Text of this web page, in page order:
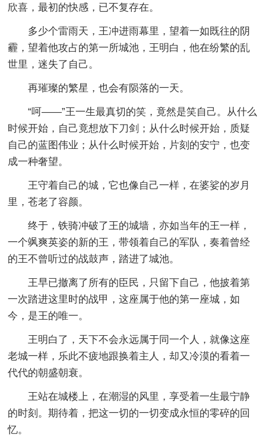
欣喜，最初的快感，已不复存在。
多少个雷雨天，王冲进雨幕里，望着一如既往的阴
霾，望着他攻占的第一所城池，王明白，他在纷繁的乱
世里，迷失了自己。
再璀璨的繁星，也会有陨落的一天。
“呵——”王一生最真切的笑，竟然是笑自己。从什么
时候开始，自己竟想放下刀剑；从什么时候开始，质疑
自己的蓝图伟业；从什么时候开始，片刻的安宁，也变
成一种奢望。
王守着自己的城，它也像自己一样，在婆娑的岁月
里，苍老了容颜。
终于，铁骑冲破了王的城墙，亦如当年的王一样，
一个飒爽英姿的新的王，带领着自己的军队，奏着曾经
的王不曾听过的战鼓声，踏进了城池。
王早已撤离了所有的臣民，只留下自己，他披着第
一次踏进这里时的战甲，这座属于他的第一座城，如
今，是王的唯一。
王明白了，天下不会永远属于同一个人，就像这座
老城一样，乐此不疲地跟换着主人，却又冷漠的看着一
代代的朝盛朝衰。
王站在城楼上，在潮湿的风里，享受着一生最宁静
的时刻。期待着，把这一切的一切变成永恒的零碎的回
忆。